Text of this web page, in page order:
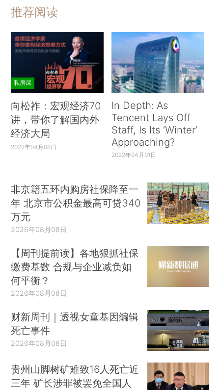
推荐阅读
私房课
向松祚：宏观经济70
讲，带你了解国内外
经济大局
2022年04月06日
In Depth: As
Tencent Lays Off
Staff, Is Its ‘Winter’
Approaching?
2022年04月01日
非京籍五环内购房社保降至一
年 北京市公积金最高可贷340
万元
2026年08月08日
【周刊提前读】各地狠抓社保
缴费基数 合规与企业减负如
何平衡？
2026年08月08日
财新周刊｜透视女童基因编辑
死亡事件
2026年08月08日
贵州山脚树矿难致16人死亡近
三年 矿长涉罪被罢免全国人